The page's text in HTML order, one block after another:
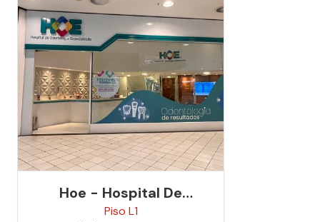
Hoe - Hospital De
Odontologia
Piso L1